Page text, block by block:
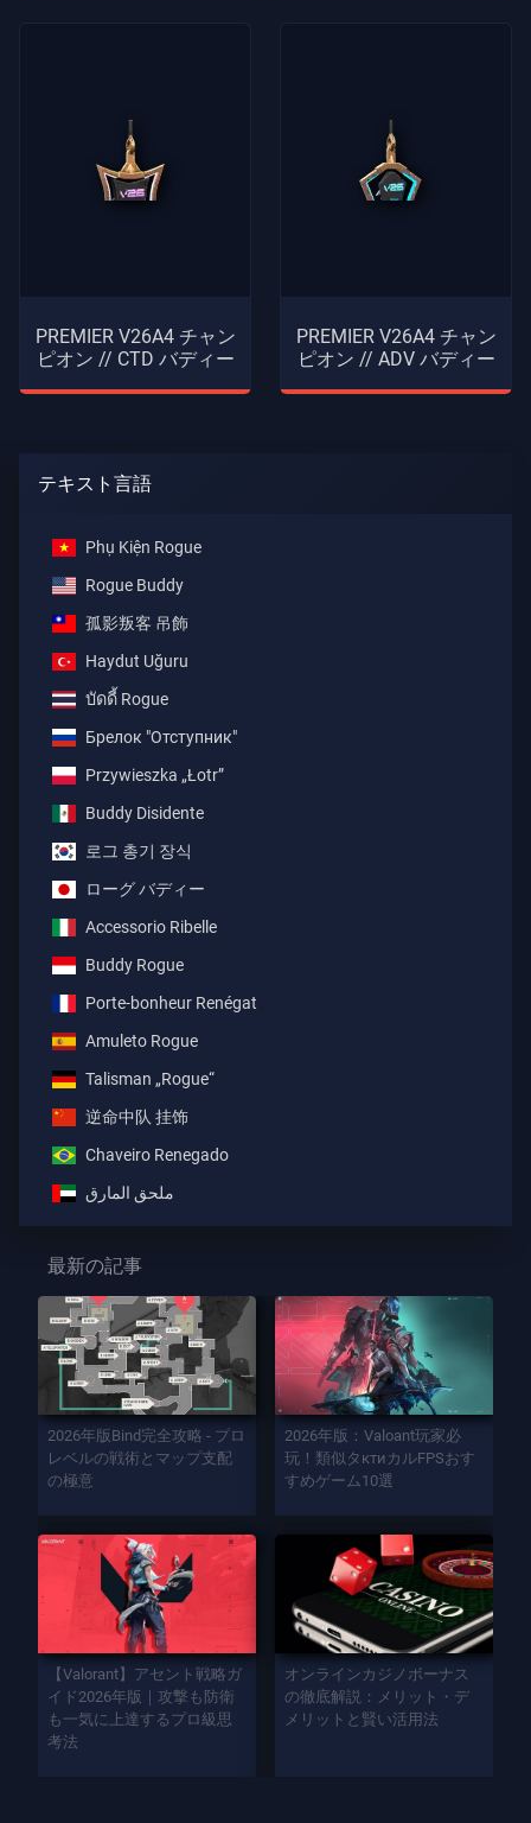
PREMIER V26A4 チャン
ピオン // CTD バディー
PREMIER V26A4 チャン
ピオン // ADV バディー
テキスト言語
Phụ Kiện Rogue
Rogue Buddy
孤影叛客 吊飾
Haydut Uğuru
บัดดี้ Rogue
Брелок "Отступник"
Przywieszka „Łotr”
Buddy Disidente
로그 총기 장식
ローグ バディー
Accessorio Ribelle
Buddy Rogue
Porte-bonheur Renégat
Amuleto Rogue
Talisman „Rogue“
逆命中队 挂饰
Chaveiro Renegado
ملحق المارق
最新の記事
2026年版Bind完全攻略 - プロ
レベルの戦術とマップ支配
の極意
2026年版：Valoant玩家必
玩！類似タктиカルFPSおす
すめゲーム10選
【Valorant】アセント戦略ガ
イド2026年版｜攻撃も防衛
も一気に上達するプロ級思
考法
オンラインカジノボーナス
の徹底解説：メリット・デ
メリットと賢い活用法